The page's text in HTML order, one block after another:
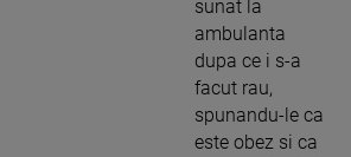
sunat la
ambulanta
dupa ce i s-a
facut rau,
spunandu-le ca
este obez si ca